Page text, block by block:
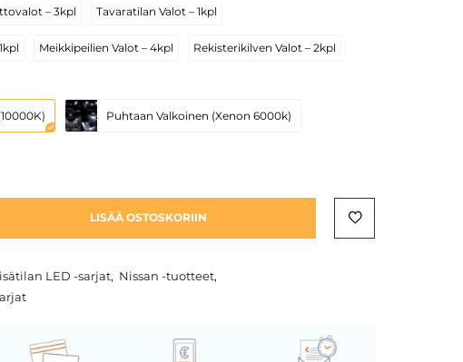
– 3kpl Tavaratilan Valot – 1kpl
Meikkipeilien Valot – 4kpl Rekisterikilven Valot – 2kpl
Puhtaan Valkoinen (Xenon 6000k)
LISÄÄ OSTOSKORIIN
LED -sarjat, Nissan -tuotteet,